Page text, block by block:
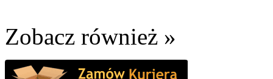
Zobacz również »